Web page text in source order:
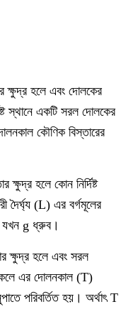
ক্ষুদ্র হলে এবং দোলকের
স্থানে একটি সরল দোলকের
কৌণিক বিস্তারের
ক্ষুদ্র হলে কোন নির্দিষ্ট
দৈর্ঘ্য (L) এর বর্গমূলের
যখন g ধ্রুব।
ক্ষুদ্র হলে এবং সরল
এর দোলনকাল (T)
পরিবর্তিত হয়। অর্থাৎ T